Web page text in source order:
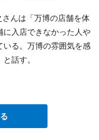
んは「万博の店舗を体
入店できなかった人や
いる。万博の雰囲気を感
話す。